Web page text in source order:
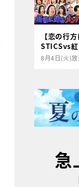
【恋の行
STICSvs
8月4日(火)放
急